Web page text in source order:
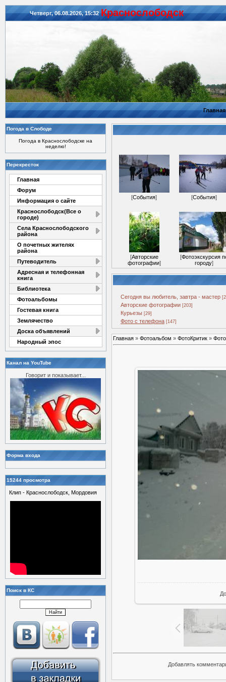
Четверг, 06.08.2026, 15:32 Красноcлободск
Главная
Погода в Слободе
Погода в Краснослободске на
неделю!
Перекресток
Главная
Форум
Информация о сайте
Краснослободск(Все о
городе)
Села Краснослободского
района
О почетных жителях
района
Путеводитель
Адресная и телефонная
книга
Библиотека
Фотоальбомы
Гостевая книга
Землячество
Доска объявлений
Народный эпос
Канал на YouTube
Говорит и показывает...
Форма входа
15244 просмотра
Клип - Краснослободск, Мордовия
Поиск в КС
[События] [События]
[Авторские
фотографии]
[Фотоэкскурсия
городу]
Сегодня вы любитель, завтра - мастер
Авторские фотографии [203]
Курьезы [29]
Фото с телефона [147]
Главная » Фотоальбом » ФотоКритик »
Добавлять